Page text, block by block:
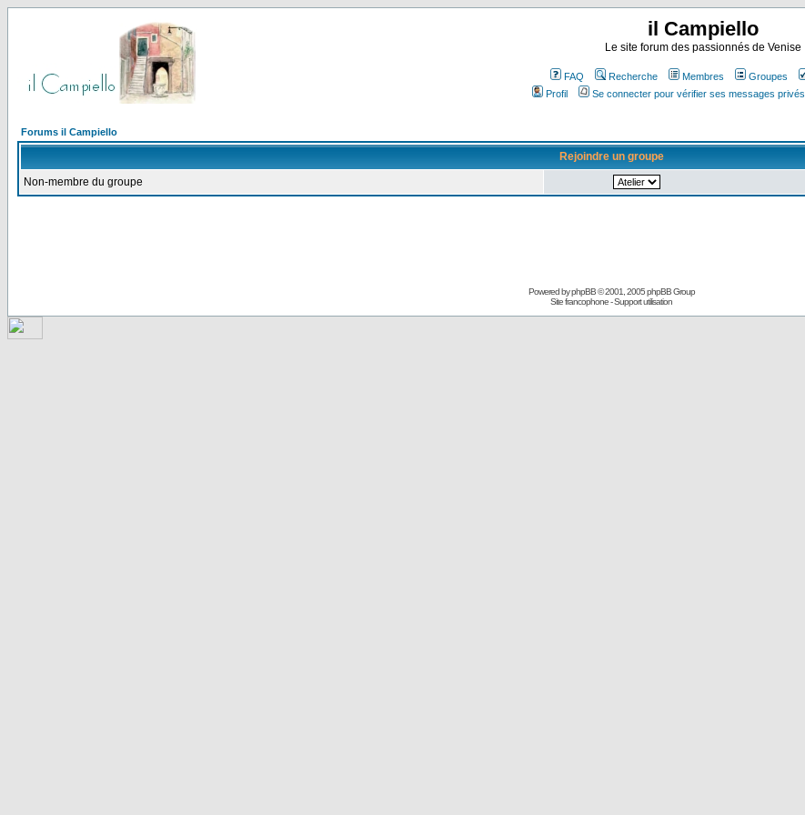
il Campiello
Le site forum des passionnés de Venise
FAQ Recherche Membres Groupes
Profil
Se connecter pour vérifier ses messages privés
Forums il Campiello
Rejoindre un groupe
Non-membre du groupe
Powered byphpBB© 2001, 2005 phpBB Group
Site francophone-Support utilisation